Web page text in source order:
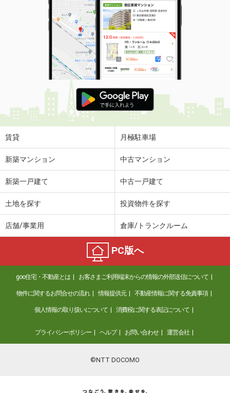
賃貸 月極駐車場
新築マンション 中古マンション
新築一戸建て 中古一戸建て
土地を探す 投資物件を探す
店舗/事業用 倉庫/トランクルーム
PC版へ
goo住宅・不動産とは お客さまご利用端末からの情報の外部送信について
物件に関するお問合せの流れ 情報提供元 不動産情報に関する免責事項
個人情報の取り扱いについて 消費税に関する表記について
プライバシーポリシー ヘルプ お問い合わせ 運営会社
©NTT DOCOMO